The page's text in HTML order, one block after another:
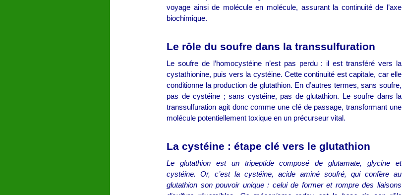
voyage ainsi de molécule en molécule, assurant la continuité de l’axe
biochimique.
Le rôle du soufre dans la transsulfuration
Le soufre de l’homocystéine n’est pas perdu : il est transféré vers la
cystathionine, puis vers la cystéine. Cette continuité est capitale, car elle
conditionne la production de glutathion. En d’autres termes, sans soufre,
pas de cystéine ; sans cystéine, pas de glutathion. Le soufre dans la
transsulfuration agit donc comme une clé de passage, transformant une
molécule potentiellement toxique en un précurseur vital.
La cystéine : étape clé vers le glutathion
Le glutathion est un tripeptide composé de glutamate, glycine et
cystéine. Or, c’est la cystéine, acide aminé soufré, qui confère au
glutathion son pouvoir unique : celui de former et rompre des liaisons